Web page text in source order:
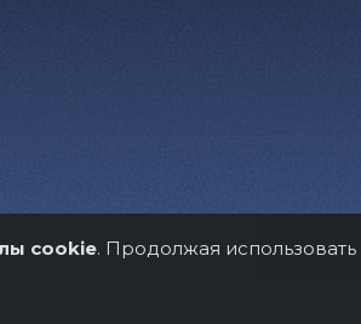
cookie. Продолжая использовать